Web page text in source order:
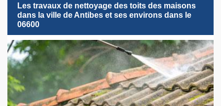
Les travaux de nettoyage des toits des maisons
dans la ville de Antibes et ses environs dans le
06600